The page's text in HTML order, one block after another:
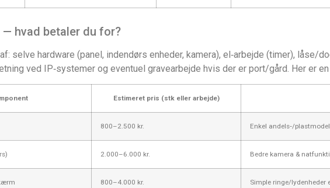
hvad betaler du for?
selve hardware (panel, indendørs enheder, kamera), el‑arbejde (timer), låse/
ved IP‑systemer og eventuel gravearbejde hvis der er port/gård. Her er
Estimeret pris (stk eller arbejde)
800–2.500 kr. Enkel andels‑/
2.000–6.000 kr. Bedre kamera &
800–4.000 kr. Simple ringe/lydenheder